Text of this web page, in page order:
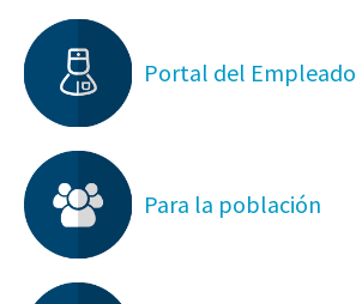
Portal del Empleado
Para la población